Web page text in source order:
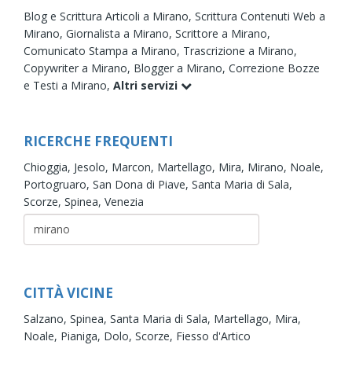
Blog e Scrittura Articoli a Mirano, Scrittura Contenuti Web a
Mirano, Giornalista a Mirano, Scrittore a Mirano,
Comunicato Stampa a Mirano, Trascrizione a Mirano,
Copywriter a Mirano, Blogger a Mirano, Correzione Bozze
e Testi a Mirano, Altri servizi
RICERCHE FREQUENTI
Chioggia, Jesolo, Marcon, Martellago, Mira, Mirano, Noale,
Portogruaro, San Dona di Piave, Santa Maria di Sala,
Scorze, Spinea, Venezia
CITTÀ VICINE
Salzano, Spinea, Santa Maria di Sala, Martellago, Mira,
Noale, Pianiga, Dolo, Scorze, Fiesso d'Artico